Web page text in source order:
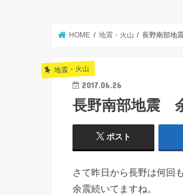
HOME 地震・火山 長野南部地
地震・火山
2017.06.26
長野南部地震
ポスト
さて昨日から長野は何回
余震続いてますね。